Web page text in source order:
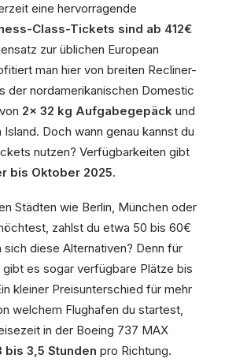
eine hervorragende
Class-Tickets sind ab 412€
zur üblichen European
man hier von breiten Recliner-
der nordamerikanischen Domestic
2x 32 kg Aufgabegepäck und
Island. Doch wann genau kannst du
nutzen? Verfügbarkeiten gibt
bis Oktober 2025.
Städten wie Berlin, München oder
zahlst du etwa 50 bis 60€
sich diese Alternativen? Denn für
es sogar verfügbare Plätze bis
kleiner Preisunterschied für mehr
welchem Flughafen du startest,
in der Boeing 737 MAX
bis 3,5 Stunden pro Richtung.